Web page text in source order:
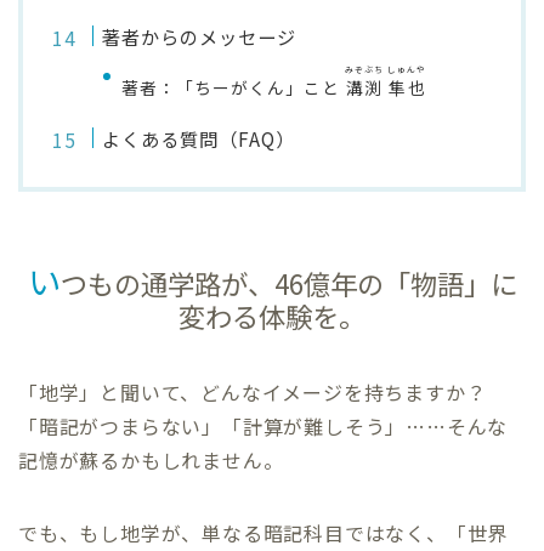
著者からのメッセージ
著者：「ちーがくん」こと 溝渕 隼也
みぞぶち しゅんや
よくある質問（FAQ）
いつもの通学路が、46億年の「物語」に
変わる体験を。
「地学」と聞いて、どんなイメージを持ちますか？
「暗記がつまらない」「計算が難しそう」……そんな
記憶が蘇るかもしれません。
でも、もし地学が、単なる暗記科目ではなく、「世界